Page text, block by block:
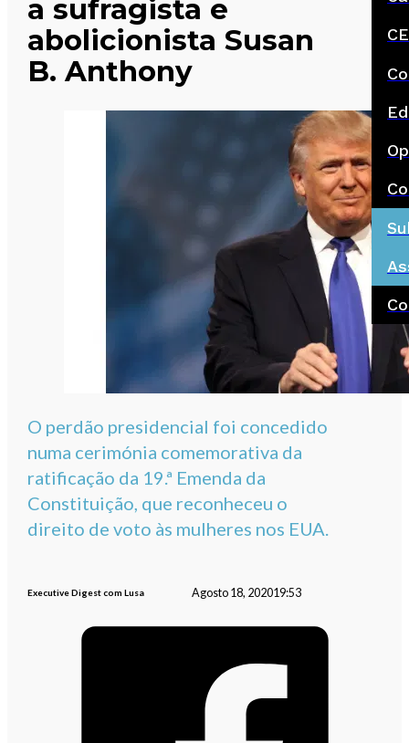
a sufragista e
abolicionista Susan
B. Anthony
O perdão presidencial foi concedido
numa cerimónia comemorativa da
ratificação da 19.ª Emenda da
Constituição, que reconheceu o
direito de voto às mulheres nos EUA.
Executive Digest com Lusa Agosto 18, 202019:53